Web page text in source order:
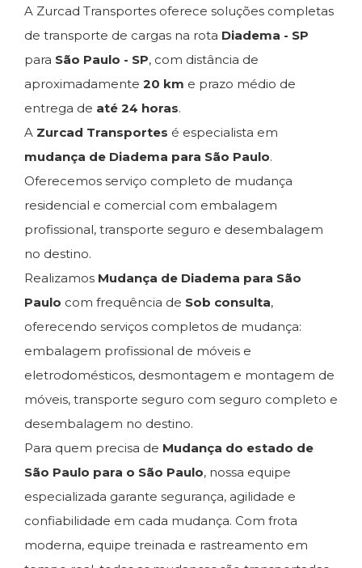
A Zurcad Transportes oferece soluções completas
de transporte de cargas na rota Diadema - SP
para São Paulo - SP, com distância de
aproximadamente 20 km e prazo médio de
entrega de até 24 horas.
A Zurcad Transportes é especialista em
mudança de Diadema para São Paulo.
Oferecemos serviço completo de mudança
residencial e comercial com embalagem
profissional, transporte seguro e desembalagem
no destino.
Realizamos Mudança de Diadema para São
Paulo com frequência de Sob consulta,
oferecendo serviços completos de mudança:
embalagem profissional de móveis e
eletrodomésticos, desmontagem e montagem de
móveis, transporte seguro com seguro completo e
desembalagem no destino.
Para quem precisa de Mudança do estado de
São Paulo para o São Paulo, nossa equipe
especializada garante segurança, agilidade e
confiabilidade em cada mudança. Com frota
moderna, equipe treinada e rastreamento em